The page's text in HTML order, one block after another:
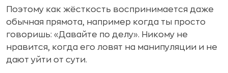
Поэтому как жёсткость воспринимается даже
обычная прямота, например когда ты просто
говоришь: «Давайте по делу». Никому не
нравится, когда его ловят на манипуляции и не
дают уйти от сути.